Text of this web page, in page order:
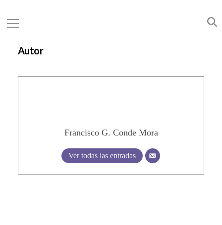
Autor
Francisco G. Conde Mora
Ver todas las entradas